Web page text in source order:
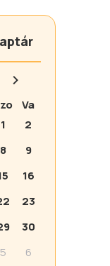
Va
1
2
8
9
16
23
30
5 6